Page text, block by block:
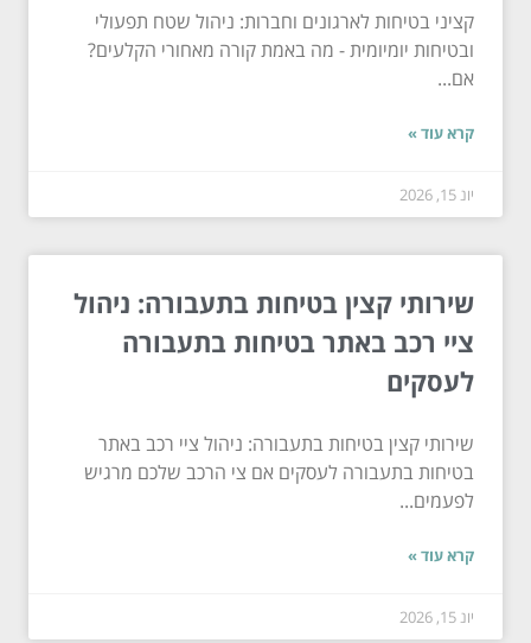
קציני בטיחות לארגונים וחברות: ניהול שטח תפעולי
ובטיחות יומיומית - מה באמת קורה מאחורי הקלעים?
אם...
קרא עוד »
יונ 15, 2026
שירותי קצין בטיחות בתעבורה: ניהול
ציי רכב באתר בטיחות בתעבורה
לעסקים
שירותי קצין בטיחות בתעבורה: ניהול ציי רכב באתר
בטיחות בתעבורה לעסקים אם צי הרכב שלכם מרגיש
לפעמים...
קרא עוד »
יונ 15, 2026